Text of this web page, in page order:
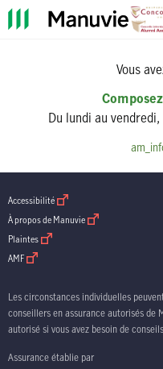
Vous
Du lundi au
Accessibilité ouvrir dans une nouvelle
À propos de Manuvie ouvrir dans une
Plaintes ouvrir dans une nouvelle fenetre
AMF ouvrir dans une nouvelle fenetre
Les circonstances individuelles
conseillers en assurance autorisés de
autorisé si vous avez besoin de
Assurance établie par